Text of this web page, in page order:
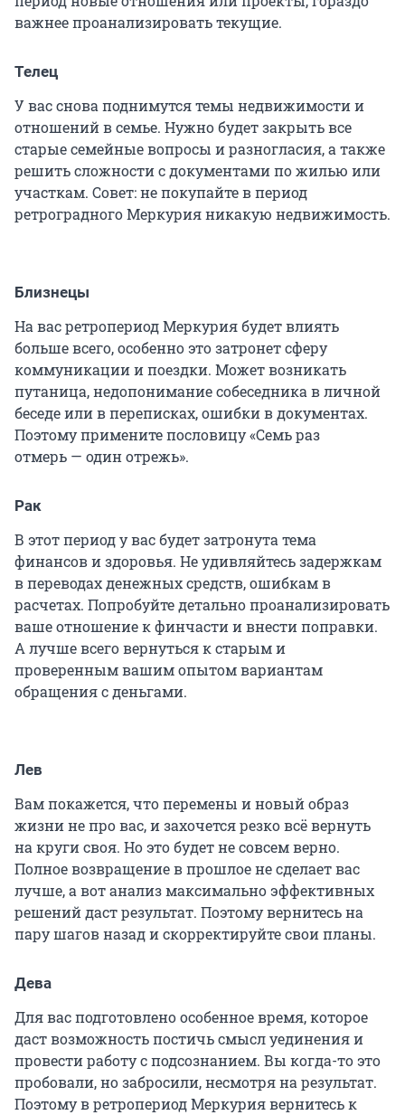
важнее проанализировать текущие.
Телец
У вас снова поднимутся темы недвижимости и
отношений в семье. Нужно будет закрыть все
старые семейные вопросы и разногласия, а также
решить сложности с документами по жилью или
участкам. Совет: не покупайте в период
ретроградного Меркурия никакую недвижимость.
Близнецы
На вас ретропериод Меркурия будет влиять
больше всего, особенно это затронет сферу
коммуникации и поездки. Может возникать
путаница, недопонимание собеседника в личной
беседе или в переписках, ошибки в документах.
Поэтому примените пословицу «Семь раз
отмерь — один отрежь».
Рак
В этот период у вас будет затронута тема
финансов и здоровья. Не удивляйтесь задержкам
в переводах денежных средств, ошибкам в
расчетах. Попробуйте детально проанализировать
ваше отношение к финчасти и внести поправки.
А лучше всего вернуться к старым и
проверенным вашим опытом вариантам
обращения с деньгами.
Лев
Вам покажется, что перемены и новый образ
жизни не про вас, и захочется резко всё вернуть
на круги своя. Но это будет не совсем верно.
Полное возвращение в прошлое не сделает вас
лучше, а вот анализ максимально эффективных
решений даст результат. Поэтому вернитесь на
пару шагов назад и скорректируйте свои планы.
Дева
Для вас подготовлено особенное время, которое
даст возможность постичь смысл уединения и
провести работу с подсознанием. Вы когда-то это
пробовали, но забросили, несмотря на результат.
Поэтому в ретропериод Меркурия вернитесь к